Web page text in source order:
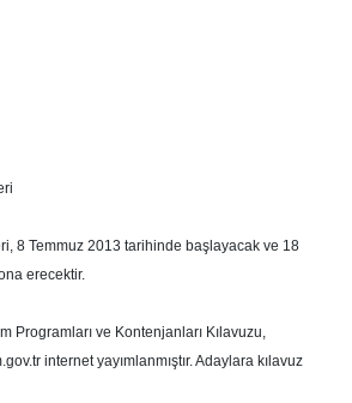
8 Temmuz 2013 tarihinde başlayacak ve 18
erecektir.
Programları ve Kontenjanları Kılavuzu,
internet yayımlanmıştır. Adaylara kılavuz